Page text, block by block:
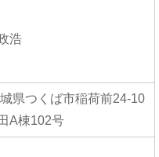
浩
県つくば市稲荷前24-10
A棟102号